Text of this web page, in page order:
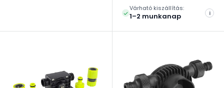
Várható kiszállítás:
1–2 munkanap i